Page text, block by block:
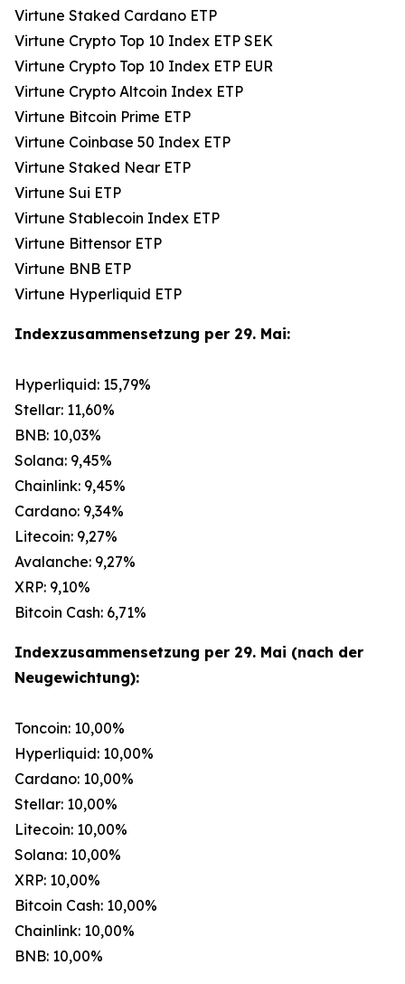
Virtune Staked Cardano ETP
Virtune Crypto Top 10 Index ETP SEK
Virtune Crypto Top 10 Index ETP EUR
Virtune Crypto Altcoin Index ETP
Virtune Bitcoin Prime ETP
Virtune Coinbase 50 Index ETP
Virtune Staked Near ETP
Virtune Sui ETP
Virtune Stablecoin Index ETP
Virtune Bittensor ETP
Virtune BNB ETP
Virtune Hyperliquid ETP
Indexzusammensetzung per 29. Mai:
Hyperliquid: 15,79%
Stellar: 11,60%
BNB: 10,03%
Solana: 9,45%
Chainlink: 9,45%
Cardano: 9,34%
Litecoin: 9,27%
Avalanche: 9,27%
XRP: 9,10%
Bitcoin Cash: 6,71%
Indexzusammensetzung per 29. Mai (nach der
Neugewichtung):
Toncoin: 10,00%
Hyperliquid: 10,00%
Cardano: 10,00%
Stellar: 10,00%
Litecoin: 10,00%
Solana: 10,00%
XRP: 10,00%
Bitcoin Cash: 10,00%
Chainlink: 10,00%
BNB: 10,00%